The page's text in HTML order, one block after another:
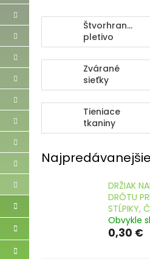
Štvorhranné
pletivo
Zvárané
sieťky
Tieniace
tkaniny
Najpredávanejšie
DRŽIAK
DRÔTU
STĹPIKY,
Obvykle
0,30 €